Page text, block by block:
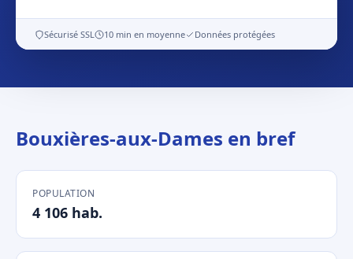
Sécurisé SSL 10 min en moyenne Données protégées
Bouxières-aux-Dames en bref
POPULATION
4 106 hab.